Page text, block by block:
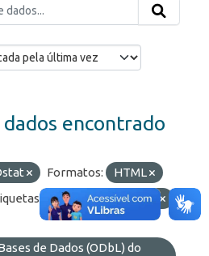
encontrado
Formatos:
HTML
ROF
Portfólio
de Dados (ODbL) do